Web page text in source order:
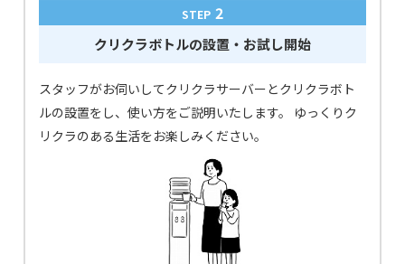
STEP 2
クリクラボトルの設置・お試し開始
スタッフがお伺いしてクリクラサーバーとクリクラボト
ルの設置をし、使い方をご説明いたします。
ゆっくりク
リクラのある生活をお楽しみください。